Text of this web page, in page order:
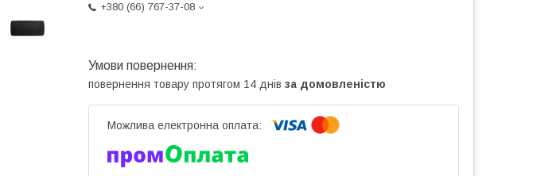
+380 (66) 767-37-08
повернення товару протягом 14 днів за домовленістю